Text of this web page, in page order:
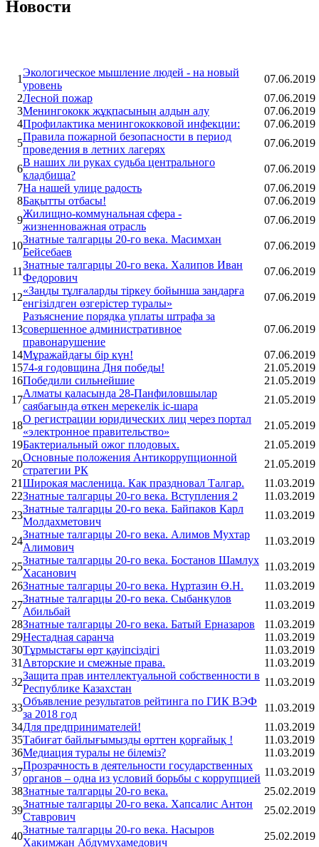
Новости
1
Экологическое мышление людей - на новый
уровень
07.06.2019
2Лесной пожар
07.06.2019
3Менингококк жұқпасының алдын алу
07.06.2019
4Профилактика менингококковой инфекции:
07.06.2019
5
Правила пожарной безопасности в период
проведения в летних лагерях
07.06.2019
6
В наших ли руках судьба центрального
кладбища?
07.06.2019
7На нашей улице радость
07.06.2019
8Бақытты отбасы!
07.06.2019
9
Жилищно-коммунальная сфера -
жизненноважная отрасль
07.06.2019
10
Знатные талгарцы 20-го века. Масимхан
Бейсебаев
07.06.2019
11
Знатные талгарцы 20-го века. Халипов Иван
Федорович
07.06.2019
12
«Заңды тұлғаларды тіркеу бойынша заңдарға
енгізілдген өзгерістер туралы»
07.06.2019
13
Разъяснение порядка уплаты штрафа за
совершенное административное
правонарушение
07.06.2019
14Мұражайдағы бір күн!
07.06.2019
1574-я годовщина Дня победы!
21.05.2019
16Победили сильнейшие
21.05.2019
17
Алматы қаласында 28-Панфиловшылар
саябағында өткен мерекелік іс-шара
21.05.2019
18
О регистрации юридических лиц через портал
«электронное правительство»
21.05.2019
19Бактериальный ожог плодовых.
21.05.2019
20
Основные положения Антикоррупционной
стратегии РК
21.05.2019
21Широкая масленица. Как праздновал Талгар.
11.03.2019
22Знатные талгарцы 20-го века. Вступления 2
11.03.2019
23
Знатные талгарцы 20-го века. Байпаков Карл
Молдахметович
11.03.2019
24
Знатные талгарцы 20-го века. Алимов Мухтар
Алимович
11.03.2019
25
Знатные талгарцы 20-го века. Бостанов Шамлух
Хасанович
11.03.2019
26Знатные талгарцы 20-го века. Нұртазин Ө.Н.
11.03.2019
27
Знатные талгарцы 20-го века. Сыбанкулов
Абильбай
11.03.2019
28Знатные талгарцы 20-го века. Батый Ерназаров
11.03.2019
29Нестадная саранча
11.03.2019
30Тұрмыстағы өрт қауіпсіздігі
11.03.2019
31 Авторские и смежные права.
11.03.2019
32
Защита прав интеллектуальной собственности в
Республике Казахстан
11.03.2019
33
Объявление результатов рейтинга по ГИК ВЭФ
за 2018 год
11.03.2019
34Для предпринимателей!
11.03.2019
35Табиғат байлығымызды өрттен қорғайық !
11.03.2019
36Медиация туралы не білеміз?
11.03.2019
37
Прозрачность в деятельности государственных
органов – одна из условий борьбы с коррупцией
11.03.2019
38Знатные талгарцы 20-го века.
25.02.2019
39
Знатные талгарцы 20-го века. Хапсалис Антон
Ставрович
25.02.2019
40
Знатные талгарцы 20-го века. Насыров
Хакимжан Абдумухамедович
25.02.2019